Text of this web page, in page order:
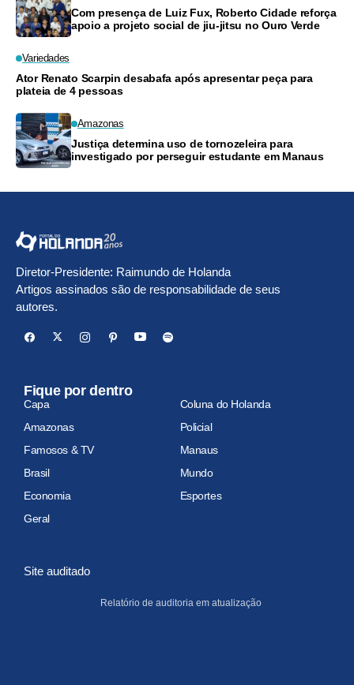
Com presença de Luiz Fux, Roberto Cidade reforça
apoio a projeto social de jiu-jitsu no Ouro Verde
Variedades
Ator Renato Scarpin desabafa após apresentar peça para
plateia de 4 pessoas
Amazonas
Justiça determina uso de tornozeleira para
investigado por perseguir estudante em Manaus
Diretor-Presidente: Raimundo de Holanda
Artigos assinados são de responsabilidade de seus
autores.
Fique por dentro
Capa
Coluna do Holanda
Amazonas
Policial
Famosos & TV
Manaus
Brasil
Mundo
Economia
Esportes
Geral
Site auditado
Relatório de auditoria em atualização